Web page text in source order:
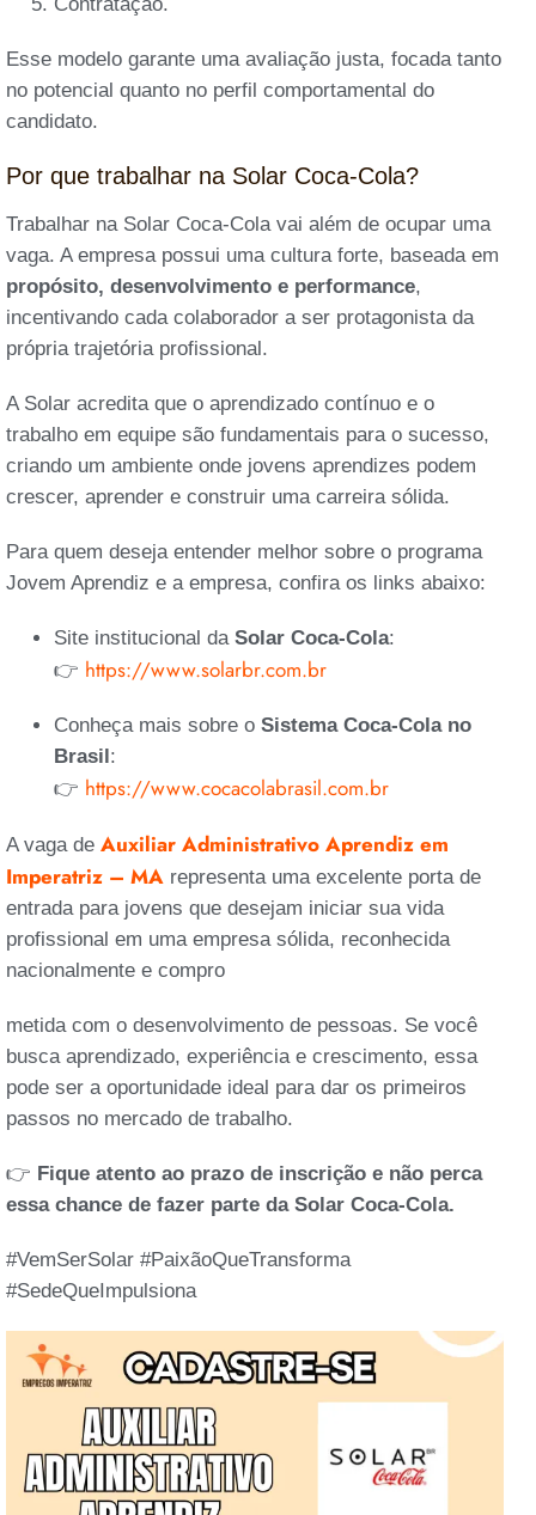
Esse modelo garante uma avaliação justa, focada tanto
no potencial quanto no perfil comportamental do
candidato.
Por que trabalhar na Solar Coca-Cola?
Trabalhar na Solar Coca-Cola vai além de ocupar uma
vaga. A empresa possui uma cultura forte, baseada em
propósito, desenvolvimento e performance,
incentivando cada colaborador a ser protagonista da
própria trajetória profissional.
A Solar acredita que o aprendizado contínuo e o
trabalho em equipe são fundamentais para o sucesso,
criando um ambiente onde jovens aprendizes podem
crescer, aprender e construir uma carreira sólida.
Para quem deseja entender melhor sobre o programa
Jovem Aprendiz e a empresa, confira os links abaixo:
Site institucional da Solar Coca-Cola:
👉 https://www.solarbr.com.br
Conheça mais sobre o Sistema Coca-Cola no
Brasil:
👉 https://www.cocacolabrasil.com.br
A vaga de Auxiliar Administrativo Aprendiz em
Imperatriz – MA representa uma excelente porta de
entrada para jovens que desejam iniciar sua vida
profissional em uma empresa sólida, reconhecida
nacionalmente e compro
metida com o desenvolvimento de pessoas. Se você
busca aprendizado, experiência e crescimento, essa
pode ser a oportunidade ideal para dar os primeiros
passos no mercado de trabalho.
👉 Fique atento ao prazo de inscrição e não perca
essa chance de fazer parte da Solar Coca-Cola.
#VemSerSolar #PaixãoQueTransforma
#SedeQueImpulsiona